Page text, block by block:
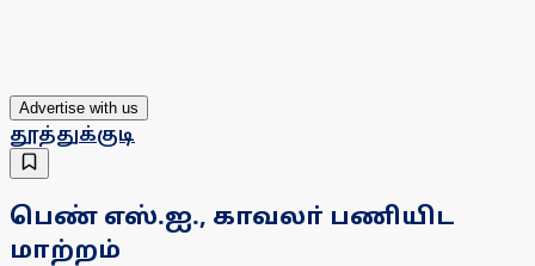
Advertise with us
தூத்துக்குடி
பெண் எஸ்.ஐ., காவலா் பணியிட
மாற்றம்